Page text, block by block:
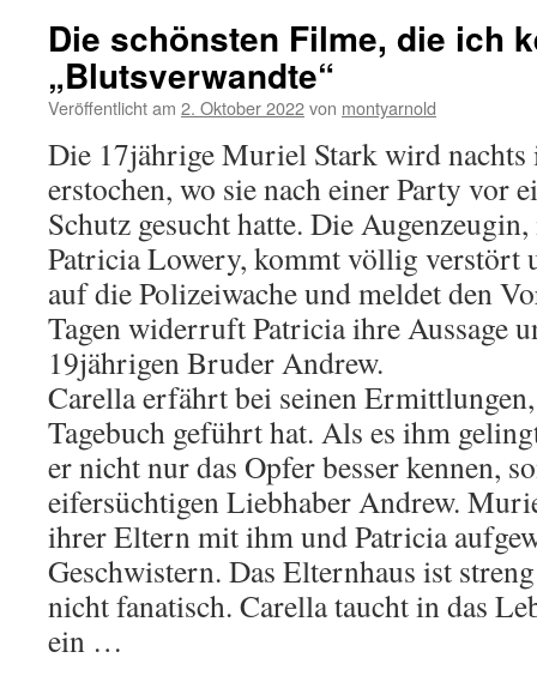
Die schönsten Filme, die ich
„Blutsverwandte“
Veröffentlicht am 2. Oktober 2022von montyarnold
Die 17jährige Muriel Stark wird nachts
erstochen, wo sie nach einer Party vor
Schutz gesucht hatte. Die
Patricia Lowery, kommt völlig verstört
auf die Polizeiwache und meldet den
Tagen widerruft Patricia ihre Aussage
19jährigen Bruder Andrew.
Carella erfährt bei seinen
Tagebuch geführt hat. Als es ihm
er nicht nur das Opfer besser kennen,
eifersüchtigen Liebhaber Andrew.
ihrer Eltern mit ihm und Patricia
Geschwistern. Das Elternhaus ist
nicht fanatisch. Carella taucht in das
ein …